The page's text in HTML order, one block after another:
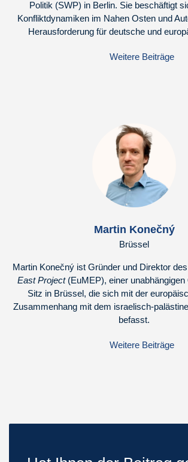
Politik (SWP) in Berlin. Sie beschäftigt
Konfliktdynamiken im Nahen Osten und
Herausforderung für deutsche und
Weitere Beiträge
Martin Konečný
Brüssel
Martin Konečný ist Gründer und Direktor des
East Project(EuMEP), einer unabhängigen
Sitz in Brüssel, die sich mit der
Zusammenhang mit dem israelisch-
befasst.
Weitere Beiträge